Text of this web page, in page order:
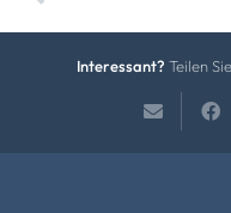
Interessant? Teilen